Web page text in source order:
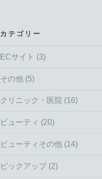
カテゴリー
ECサイト (3)
その他 (5)
クリニック・医院 (16)
ビューティ (20)
ビューティその他 (14)
ピックアップ(2)